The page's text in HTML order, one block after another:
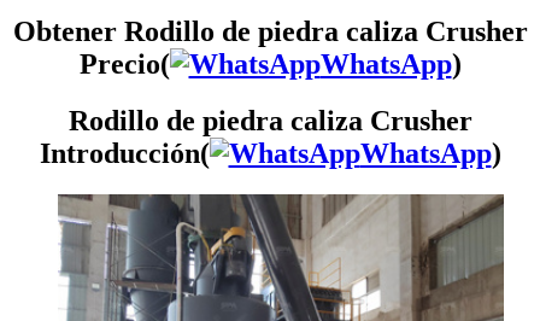
Obtener Rodillo de piedra caliza Crusher
Precio(
WhatsApp)
Rodillo de piedra caliza Crusher
Introducción(
WhatsApp)